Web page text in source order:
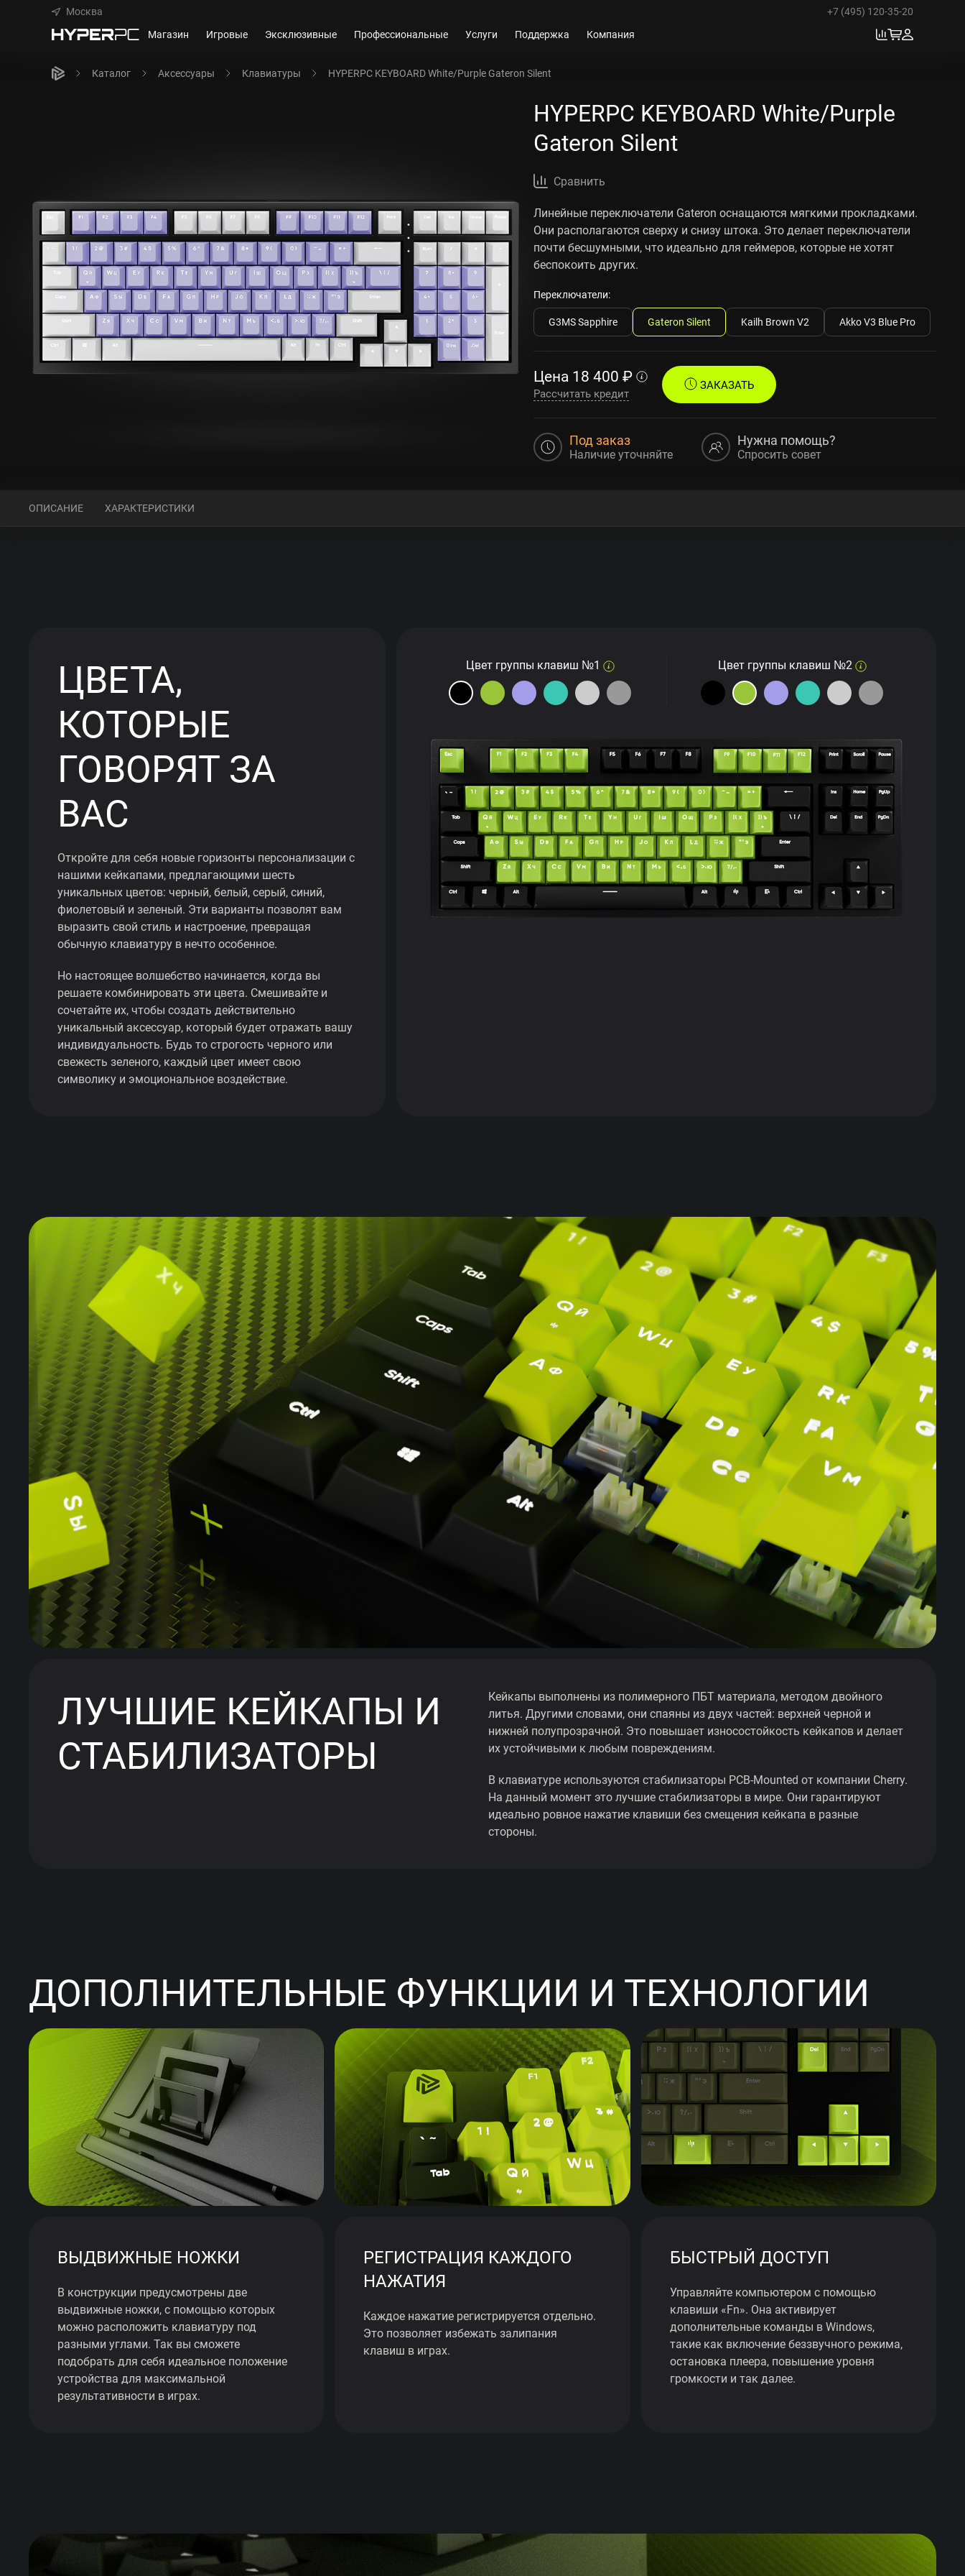
Москва
+7 (495) 120-35-20
Магазин
Игровые Эксклюзивные Профессиональные Услуги Поддержка Компания
Каталог Аксессуары Клавиатуры HYPERPC KEYBOARD White/Purple Gateron Silent
HYPERPC KEYBOARD White/Purple
Gateron Silent
Сравнить
Линейные переключатели Gateron оснащаются мягкими прокладками.
Они располагаются сверху и снизу штока. Это делает переключатели
почти бесшумными, что идеально для геймеров, которые не хотят
беспокоить других.
Переключатели:
G3MS Sapphire
Gateron Silent Kailh Brown V2 Akko V3 Blue Pro
Цена 18 400 ₽
Рассчитать кредит
ЗАКАЗАТЬ
Под заказ
Наличие уточняйте
Нужна помощь?
Спросить совет
ОПИСАНИЕ ХАРАКТЕРИСТИКИ
ЦВЕТА,
КОТОРЫЕ
ГОВОРЯТ ЗА
ВАС
Откройте для себя новые горизонты персонализации с
нашими кейкапами, предлагающими шесть
уникальных цветов: черный, белый, серый, синий,
фиолетовый и зеленый. Эти варианты позволят вам
выразить свой стиль и настроение, превращая
обычную клавиатуру в нечто особенное.
Но настоящее волшебство начинается, когда вы
решаете комбинировать эти цвета. Смешивайте и
сочетайте их, чтобы создать действительно
уникальный аксессуар, который будет отражать вашу
индивидуальность. Будь то строгость черного или
свежесть зеленого, каждый цвет имеет свою
символику и эмоциональное воздействие.
Цвет группы клавиш №1 Цвет группы клавиш №2
ЛУЧШИЕ КЕЙКАПЫ И
СТАБИЛИЗАТОРЫ
Кейкапы выполнены из полимерного ПБТ материала, методом двойного
литья. Другими словами, они спаяны из двух частей: верхней черной и
нижней полупрозрачной. Это повышает износостойкость кейкапов и делает
их устойчивыми к любым повреждениям.
В клавиатуре используются стабилизаторы PCB-Mounted от компании Cherry.
На данный момент это лучшие стабилизаторы в мире. Они гарантируют
идеально ровное нажатие клавиши без смещения кейкапа в разные
стороны.
ДОПОЛНИТЕЛЬНЫЕ ФУНКЦИИ И ТЕХНОЛОГИИ
ВЫДВИЖНЫЕ НОЖКИ
В конструкции предусмотрены две
выдвижные ножки, с помощью которых
можно расположить клавиатуру под
разными углами. Так вы сможете
подобрать для себя идеальное положение
устройства для максимальной
результативности в играх.
РЕГИСТРАЦИЯ КАЖДОГО
НАЖАТИЯ
Каждое нажатие регистрируется отдельно.
Это позволяет избежать залипания
клавиш в играх.
БЫСТРЫЙ ДОСТУП
Управляйте компьютером с помощью
клавиши «Fn». Она активирует
дополнительные команды в Windows,
такие как включение беззвучного режима,
остановка плеера, повышение уровня
громкости и так далее.